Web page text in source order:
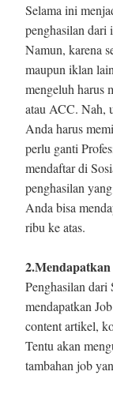
Selama ini
penghasilan dari
Namun, karena
maupun iklan
mengeluh harus
atau ACC. Nah,
Anda harus
perlu ganti
mendaftar di
penghasilan
Anda bisa
ribu ke atas.
Penghasilan
mendapatkan
content artikel,
Tentu akan
tambahan job